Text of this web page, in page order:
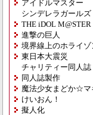
アイドルマスター
シンデレラガールズ
THE iDOL M@STER
進撃の巨人
境界線上のホライゾ
東日本大震災
チャリティー同人誌
同人誌製作
魔法少女まどか☆マ
けいおん！
擬人化